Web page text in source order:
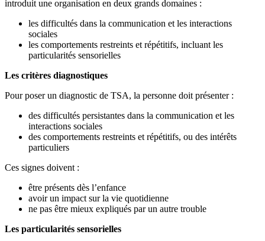
introduit une organisation en deux grands domaines :
les difficultés dans la communication et les interactions
sociales
les comportements restreints et répétitifs, incluant les
particularités sensorielles
Les critères diagnostiques
Pour poser un diagnostic de TSA, la personne doit présenter :
des difficultés persistantes dans la communication et les
interactions sociales
des comportements restreints et répétitifs, ou des intérêts
particuliers
Ces signes doivent :
être présents dès l’enfance
avoir un impact sur la vie quotidienne
ne pas être mieux expliqués par un autre trouble
Les particularités sensorielles